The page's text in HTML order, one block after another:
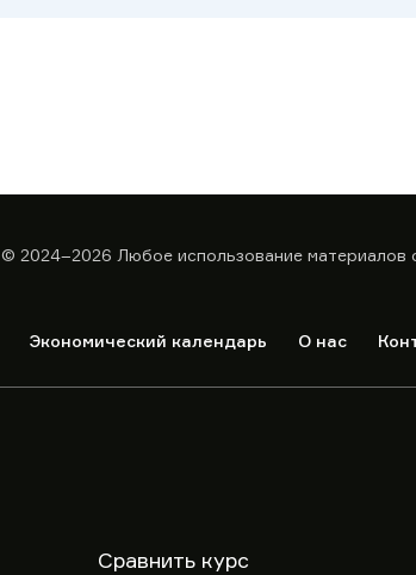
© 2024–2026 Любое использование материалов
Экономический календарь О нас
Сравнить курс